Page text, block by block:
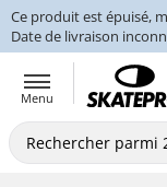
Ce produit est épuisé,
Date de livraison
Menu